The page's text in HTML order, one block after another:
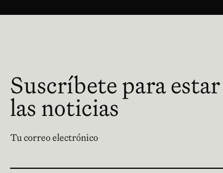
Suscríbete para
las noticias
Tu correo electrónico